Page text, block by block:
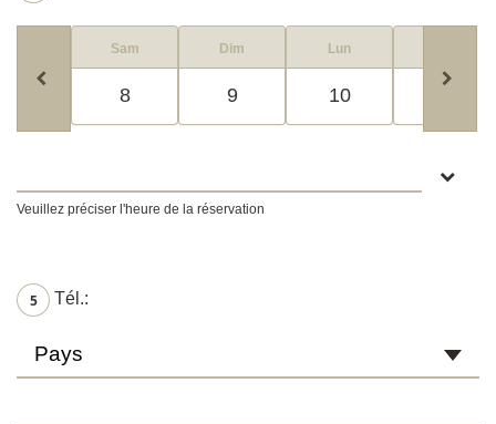
Sam
8
Dim
9
Lun
10
Veuillez préciser l'heure de la réservation
5 Tél.:
Pays